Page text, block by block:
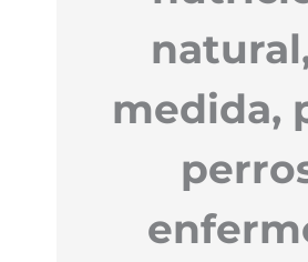
medida,